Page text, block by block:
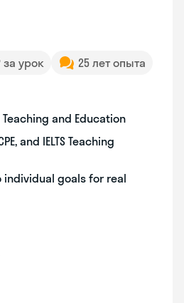
за урок
25 лет опыта
and Education
and IELTS Teaching
individual goals for real